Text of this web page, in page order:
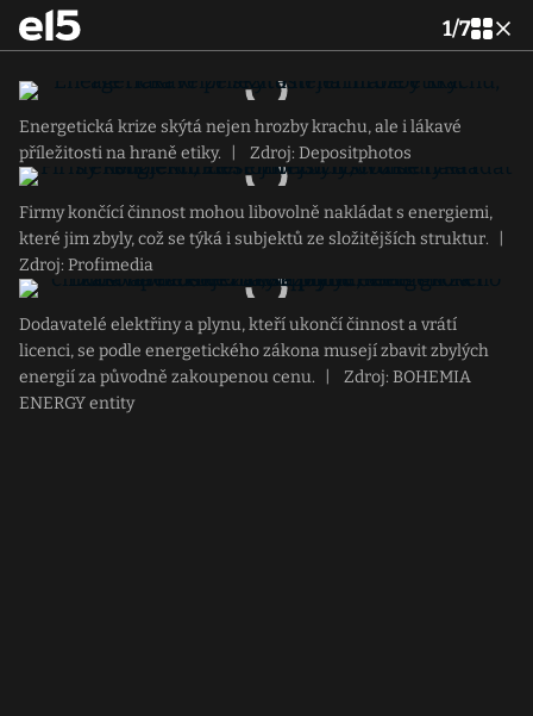
1/7
Energetická krize skýtá nejen hrozby krachu, ale i lákavé
příležitosti na hraně etiky.
Zdroj: Depositphotos
Firmy končící činnost mohou libovolně nakládat s energiemi,
které jim zbyly, což se týká i subjektů ze složitějších struktur.
Zdroj: Profimedia
Dodavatelé elektřiny a plynu, kteří ukončí činnost a vrátí
licenci, se podle energetického zákona musejí zbavit zbylých
energií za původně zakoupenou cenu.
Zdroj: BOHEMIA
ENERGY entity